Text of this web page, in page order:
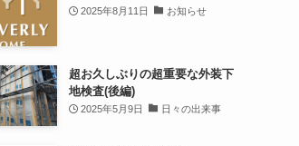
2025年8月11日 お知らせ
超お久しぶりの超重要な外装下
地検査(後編)
2025年5月9日 日々の出来事